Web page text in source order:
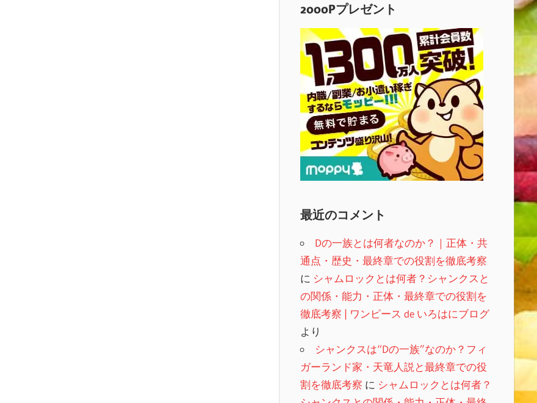
2000Pプレゼント
最近のコメント
Dの一族とは何者なのか？｜正体・共
通点・歴史・最終章での役割を徹底考察
に シャムロックとは何者？シャンクスと
の関係・能力・正体・最終章での役割を
徹底考察 | ワンピース de いろはにブログ
より
シャンクスは“Dの一族”なのか？フィ
ガーランド家・天竜人説と最終章での役
割を徹底考察 に シャムロックとは何者？